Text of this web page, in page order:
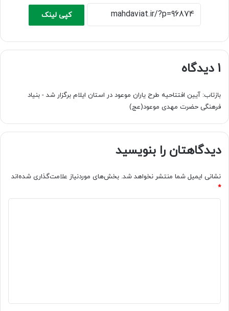
کپی لینک
1 دیدگاه
بازتاب: آیین افتتاحیه طرح یاران موعود در استان ایلام برگزار شد - بنیاد
فرهنگی حضرت مهدی موعود(عج)
دیدگاهتان را بنویسید
نشانی ایمیل شما منتشر نخواهد شد. بخش‌های موردنیاز علامت‌گذاری شده‌اند
*